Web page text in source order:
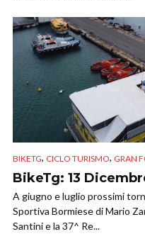
BIKETG, CICLO TURISMO, GRAN
BikeTg: 13
A giugno e luglio prossimi
Sportiva Bormiese di Mario
Santini e la 37^ Re...